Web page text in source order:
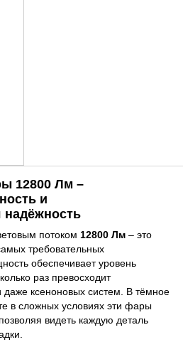
12800 Лм –
и
потоком 12800 Лм – это
требовательных
обеспечивает уровень
раз превосходит
даже ксеноновых систем. В тёмное
в сложных условиях эти фары
видеть каждую деталь